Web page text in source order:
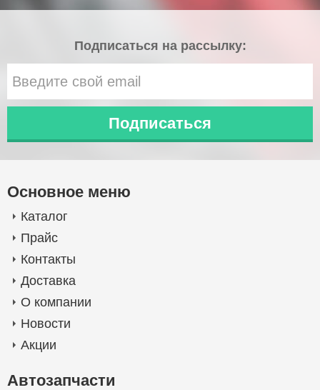
Подписаться на рассылку:
Основное меню
Каталог
Прайс
Контакты
Доставка
О компании
Новости
Акции
Автозапчасти